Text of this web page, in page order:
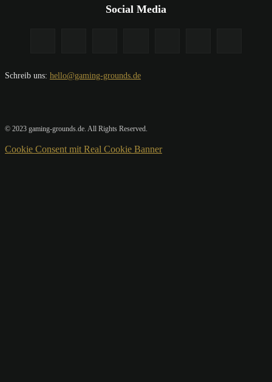
Social Media
Schreib uns: hello@gaming-grounds.de
© 2023 gaming-grounds.de. All Rights Reserved.
Cookie Consent mit Real Cookie Banner